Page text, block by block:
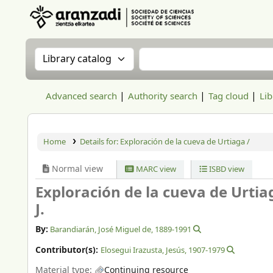
Search the catalog by:Search the catalog
Advanced search Authority search Tag cloud
Home Details for: Exploración de la cueva de Urtiaga /
Normal view MARC view ISBD view
Exploración de la cueva de
J.
By: Barandiarán, José Miguel de, 1889-1991
Contributor(s): Elosegui Irazusta, Jesús, 1907-1979
Material type: Continuing resource